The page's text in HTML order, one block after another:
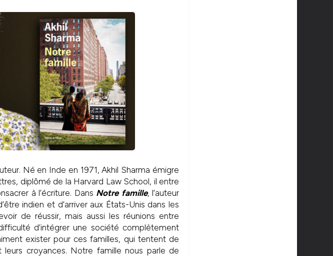
Né en Inde en 1971, Akhil Sharma émigre
diplômé de la Harvard Law School, il entre
à l’écriture. Dans Notre famille, l’auteur
indien et d’arriver aux États-Unis dans les
de réussir, mais aussi les réunions entre
d’intégrer une société complètement
exister pour ces familles, qui tentent de
leurs croyances. Notre famille nous parle de